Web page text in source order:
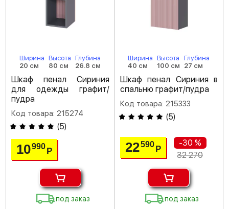
Ширина
20 см
Высота
80 см
Глубина
26.8 см
Шкаф пенал Сириния
для одежды графит/
пудра
Код товара: 215274
(5)
10990Р
под заказ
Ширина
40 см
Высота
100 см
Глубина
27 см
Шкаф пенал Сириния в
спальню графит/пудра
Код товара: 215333
(5)
22590 Р
-30 %
32 270
под заказ